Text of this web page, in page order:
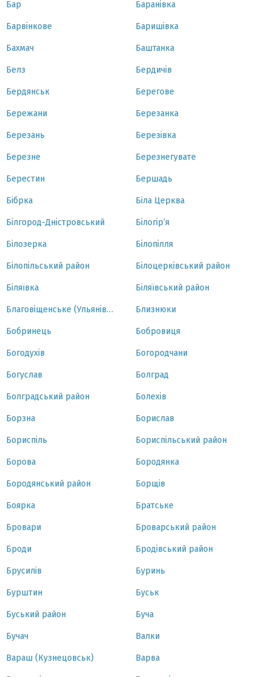
Бар Баранівка
Барвінкове Баришівка
Бахмач Баштанка
Белз Бердичів
Бердянськ Берегове
Бережани Березанка
Березань Березівка
Березне Березнегувате
Берестин Бершадь
Бібрка Біла Церква
Білгород-Дністровський Білогір’я
Білозерка Білопілля
Білопільський район Білоцерківський район
Біляївка Біляївський район
Благовіщенське (Ульянівка) Близнюки
Бобринець Бобровиця
Богодухів Богородчани
Богуслав Болград
Болградський район Болехів
Борзна Борислав
Бориспіль Бориспільський район
Борова Бородянка
Бородянський район Борщів
Боярка Братське
Бровари Броварський район
Броди Бродівський район
Брусилів Буринь
Бурштин Буськ
Буський район Буча
Бучач Валки
Вараш (Кузнецовськ) Варва